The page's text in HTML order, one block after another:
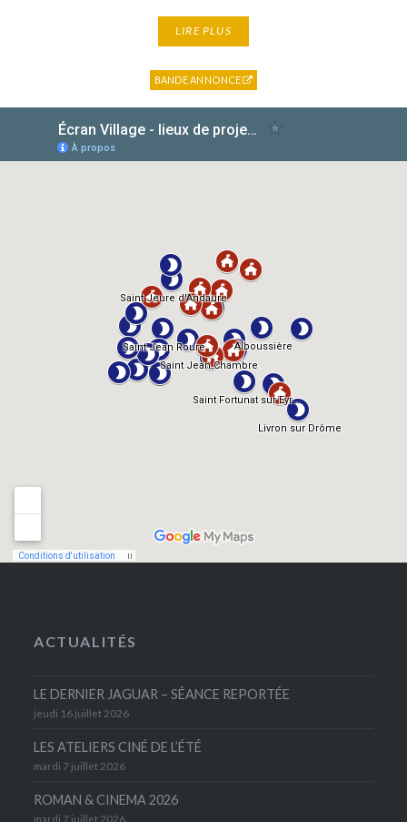
LIRE PLUS
BANDE ANNONCE
ACTUALITÉS
LE DERNIER JAGUAR – SÉANCE REPORTÉE
jeudi 16 juillet 2026
LES ATELIERS CINÉ DE L’ÉTÉ
mardi 7 juillet 2026
ROMAN & CINEMA 2026
mardi 7 juillet 2026